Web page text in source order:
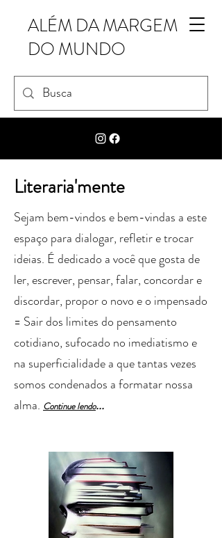
ALÉM DA MARGEM
DO MUNDO
Literaria'mente
Sejam bem-vindos e bem-vindas a este
espaço para dialogar, refletir e trocar
ideias. É dedicado a você que gosta de
ler, escrever, pensar, falar, concordar e
discordar, propor o novo e o impensado
= Sair dos limites do pensamento
cotidiano, sufocado no imediatismo e
na superficialidade a que tantas vezes
somos condenados a formatar nossa
alma. Continue lendo...